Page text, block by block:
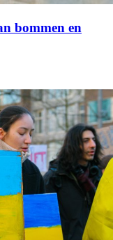
bommen en